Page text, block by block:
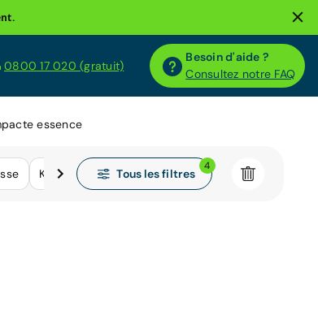
0800 17 020 (gratuit)
Besoin d'aide ?
Consultez notre FAQ
essence
Kilométrage Tous les filtres
4